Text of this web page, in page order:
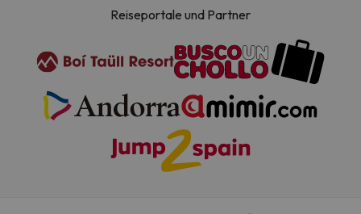
Reiseportale und Partner